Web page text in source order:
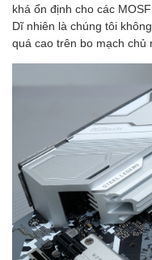
khá ổn định cho các
Dĩ nhiên là chúng tôi
quá cao trên bo mạch chủ